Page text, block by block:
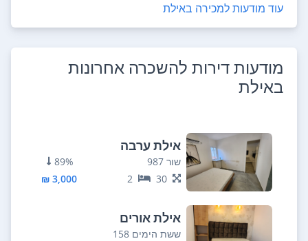
עוד מודעות למכירה באילת
מודעות דירות להשכרה אחרונות
באילת
אילת ערבה
שור 987
89%
30
2
3,000 ₪
אילת אורים
ששת הימים 158